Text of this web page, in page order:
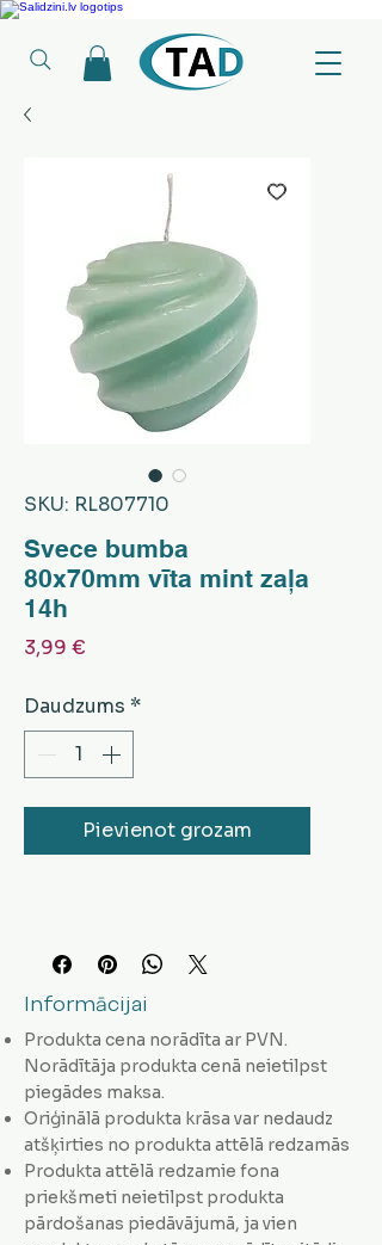
Ledusskapji, Sadzīves tehnika, Smaržas,
SKU: RL807710
Svece bumba
80x70mm vīta mint zaļa
14h
3,99 €
Daudzums *
Pievienot grozam
Informācijai
Produkta cena norādīta ar PVN.
Norādītāja produkta cenā neietilpst
piegādes maksa.
Oriģinālā produkta krāsa var nedaudz
atšķirties no produkta attēlā redzamās
Produkta attēlā redzamie fona
priekšmeti neietilpst produkta
pārdošanas piedāvājumā, ja vien